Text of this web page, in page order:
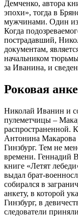
Демченко, автора
эпохи», тогда в
мужчинами. Один из
Когда
пострадавший,
документам,
начальником
за Иванина, и
Роковая
Николай Иванин и
пулеметчицы –
распространенной.
Антонина Макарова
Гинзбург. Тем не
времени. Геннадий
книге «Летят
выдал брат-
собирался в
анкету, в которой
Гинзбург, в
следователи